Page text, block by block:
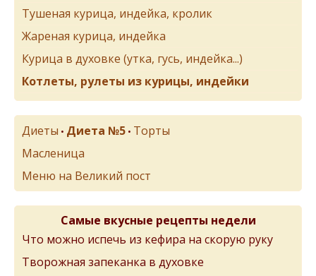
Тушеная курица, индейка, кролик
Жареная курица, индейка
Курица в духовке (утка, гусь, индейка...)
Котлеты, рулеты из курицы, индейки
Диеты • Диета №5 • Торты
Масленица
Меню на Великий пост
Самые вкусные рецепты недели
Что можно испечь из кефира на скорую руку
Творожная запеканка в духовке